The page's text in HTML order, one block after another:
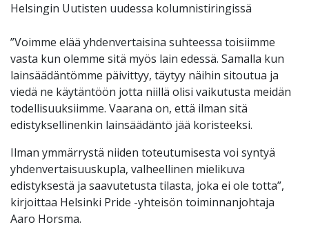
Helsingin Uutisten uudessa kolumnistiringissä
”Voimme elää yhdenvertaisina suhteessa toisiimme
vasta kun olemme sitä myös lain edessä. Samalla kun
lainsäädäntömme päivittyy, täytyy näihin sitoutua ja
viedä ne käytäntöön jotta niillä olisi vaikutusta meidän
todellisuuksiimme. Vaarana on, että ilman sitä
edistyksellinenkin lainsäädäntö jää koristeeksi.
Ilman ymmärrystä niiden toteutumisesta voi syntyä
yhdenvertaisuuskupla, valheellinen mielikuva
edistyksestä ja saavutetusta tilasta, joka ei ole totta”,
kirjoittaa Helsinki Pride -yhteisön toiminnanjohtaja
Aaro Horsma.